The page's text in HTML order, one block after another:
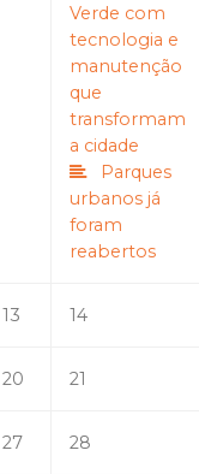
Verde com
tecnologia e
manutenção
que
transformam
a cidade
Parques
urbanos já
foram
reabertos
13 14
20 21
27 28